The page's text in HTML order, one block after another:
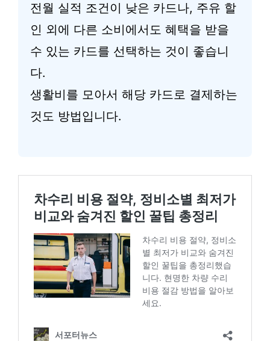
전월 실적 조건이 낮은 카드나, 주유 할
인 외에 다른 소비에서도 혜택을 받을
수 있는 카드를 선택하는 것이 좋습니
다.
생활비를 모아서 해당 카드로 결제하는
것도 방법입니다.